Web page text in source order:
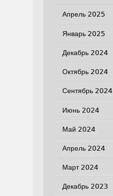
Апрель 2025
Январь 2025
Декабрь 2024
Октябрь 2024
Сентябрь 2024
Июнь 2024
Май 2024
Апрель 2024
Март 2024
Декабрь 2023